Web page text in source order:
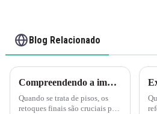
Blog Relacionado
Compreendendo a importância dos perfis de transição para pisos correspondentes
Quando se trata de pisos, os
retoques finais são cruciais para